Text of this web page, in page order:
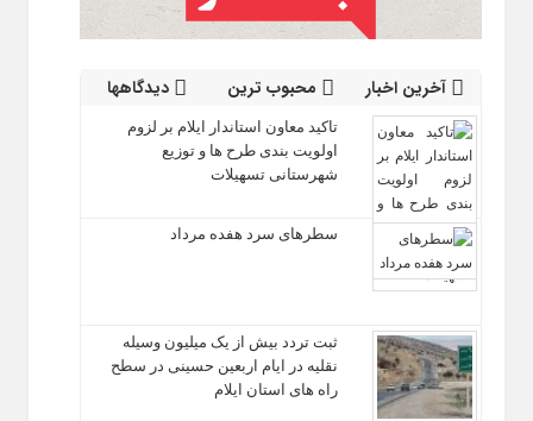
آخرین اخبار محبوب ترین دیدگاهها
تاکید معاون استاندار ایلام بر لزوم
اولویت‌ بندی طرح‌ ها و توزیع
شهرستانی تسهیلات
سطرهای سرد هفده مرداد
ثبت تردد بیش از یک میلیون وسیله
نقلیه در ایام اربعین حسینی در سطح
راه‌ های استان ایلام